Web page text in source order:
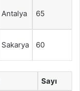
Antalya 65
Sakarya 60
Sayı